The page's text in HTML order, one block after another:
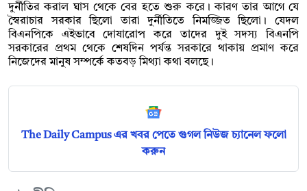
দুর্নীতির করাল ঘাস থেকে বের হতে শুরু করে। কারণ তার আগে যে
স্বৈরাচার সরকার ছিলো তারা দুর্নীতিতে নিমজ্জিত ছিলো। যেদল
বিএনপিকে এইভাবে দোষারোপ করে তাদের দুই সদস্য বিএনপি
সরকারের প্রথম থেকে শেষদিন পর্যন্ত সরকারে থাকায় প্রমাণ করে
নিজেদের মানুষ সম্পর্কে কতবড় মিথ্যা কথা বলছে।
The Daily Campus এর খবর পেতে গুগল নিউজ চ্যানেল ফলো
করুন